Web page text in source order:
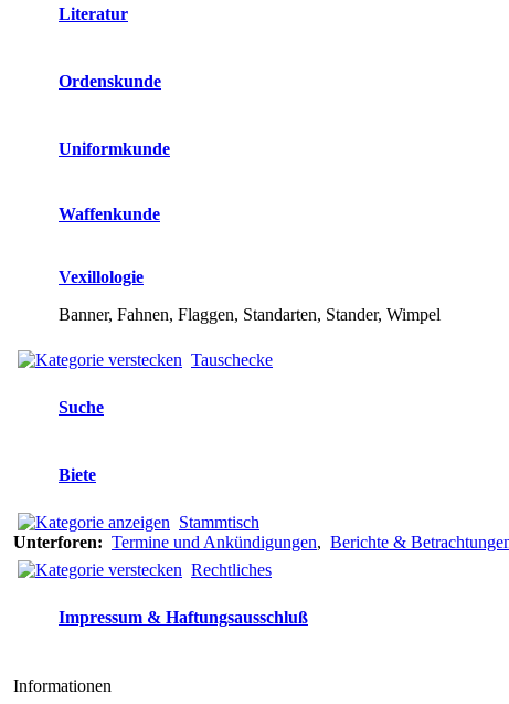
Literatur
Ordenskunde
Uniformkunde
Waffenkunde
Vexillologie
Banner, Fahnen, Flaggen, Standarten, Stander, Wimpel
Tauschecke
Suche
Biete
Stammtisch
Unterforen: Termine und Ankündigungen, Berichte &
Rechtliches
Impressum & Haftungsausschluß
Informationen